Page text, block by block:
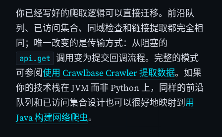
你已经写好的爬取逻辑可以直接迁移。前沿队
列、已访问集合、同域检查和链接提取都完全相
同；唯一改变的是传输方式：从阻塞的
api.get 调用变为提交回调流程。完整的模式
可参阅使用 Crawlbase Crawler 提取数据。如果
你的技术栈在 JVM 而非 Python 上，同样的前沿
队列和已访问集合设计也可以很好地映射到用
Java 构建网络爬虫。